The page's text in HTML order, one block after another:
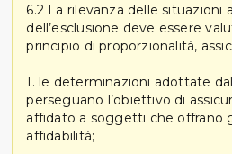
6.2 La rilevanza delle situazioni
dell’esclusione deve essere
principio di proporzionalità,
1. le determinazioni adottate
perseguano l’obiettivo di
affidato a soggetti che offrano
affidabilità;